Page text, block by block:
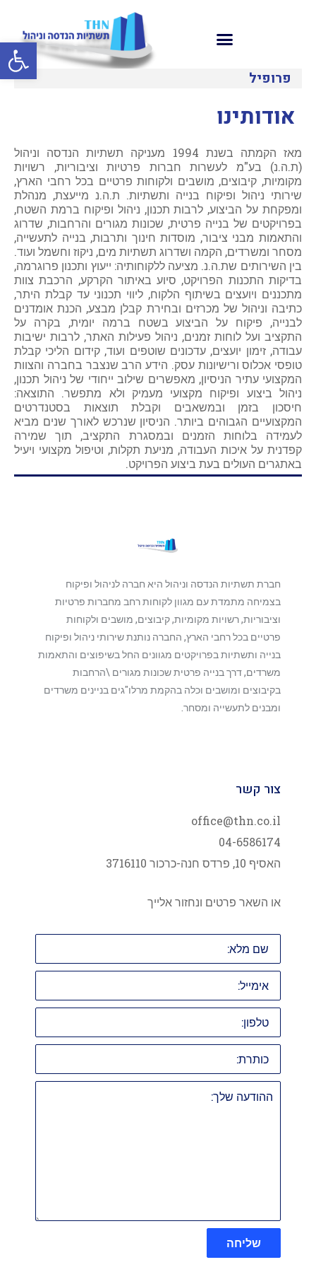
פתח
פרופיל
אודותינו
מאז הקמתה בשנת 1994 מעניקה תשתיות הנדסה וניהול
(ת.ה.נ) בע"מ לעשרות חברות פרטיות וציבוריות, רשויות
מקומיות, קיבוצים, מושבים ולקוחות פרטיים בכל רחבי הארץ,
שירותי ניהול ופיקוח בנייה ותשתיות. ת.ה.נ מייעצת, מנהלת
ומפקחת על הביצוע, לרבות תכנון, ניהול ופיקוח ברמת השטח,
בפרויקטים של בנייה פרטית, שכונות מגורים והרחבות, שדרוג
והתאמות מבני ציבור, מוסדות חינוך ותרבות, בנייה לתעשייה,
מסחר ומשרדים, הקמה ושדרוג תשתיות מים, ניקוז וחשמל ועוד.
בין השירותים שת.ה.נ. מציעה ללקוחותיה: ייעוץ ותכנון פרוגרמה,
בדיקות התכנות הפרויקט, סיוע באיתור הקרקע, הרכבת צוות
מתכננים ויועצים בשיתוף הלקוח, ליווי תכנוני עד קבלת היתר,
כתיבה וניהול של מכרזים ובחירת קבלן מבצע, הכנת אומדנים
לבנייה, פיקוח על הביצוע בשטח ברמה יומית, בקרה על
התקציב ועל לוחות זמנים, ניהול פעילות האתר, לרבות ישיבות
עבודה, זימון יועצים, עדכונים שוטפים ועוד, קידום הליכי קבלת
טופסי אכלוס ורישיונות עסק. הידע הרב שנצבר בחברה והצוות
המקצועי עתיר הניסיון, מאפשרים שילוב ייחודי של ניהול תכנון,
ניהול ביצוע ופיקוח מקצועי מעמיק ולא מתפשר. התוצאה:
חיסכון בזמן ובמשאבים וקבלת תוצאות בסטנדרטים
המקצועיים הגבוהים ביותר. הניסיון שנרכש לאורך שנים מביא
לעמידה בלוחות הזמנים ובמסגרת התקציב, תוך שמירה
קפדנית על איכות העבודה, מניעת תקלות, וטיפול מקצועי ויעיל
באתגרים העולים בעת ביצוע הפרויקט.
חברת תשתיות הנדסה וניהול היא חברה לניהול ופיקוח
בצמיחה מתמדת עם מגוון לקוחות רחב מחברות פרטיות
וציבוריות, רשויות מקומיות, קיבוצים, מושבים ולקוחות
פרטיים בכל רחבי הארץ, החברה נותנת שירותי ניהול ופיקוח
בנייה ותשתיות בפרויקטים מגוונים החל בשיפוצים והתאמות
משרדים, דרך בנייה פרטית שכונות מגורים \הרחבות
בקיבוצים ומושבים וכלה בהקמת מרלו"גים בניינים משרדים
ומבנים לתעשייה ומסחר.
צור קשר
office@thn.co.il
04-6586174
האסיף 10, פרדס חנה-כרכור 3716110
או השאר פרטים ונחזור אלייך
שם
מלא:
אימייל:
טלפון:
כותרת:
ההודעה
שלך:
שליחה